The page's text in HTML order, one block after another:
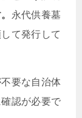
永代供養墓
て発行して
要な自治体
認が必要で